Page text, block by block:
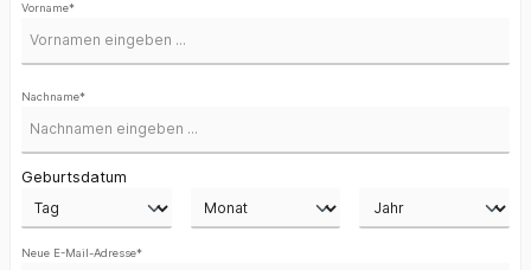
Vorname*
Nachname*
Geburtsdatum
Neue E-Mail-Adresse*